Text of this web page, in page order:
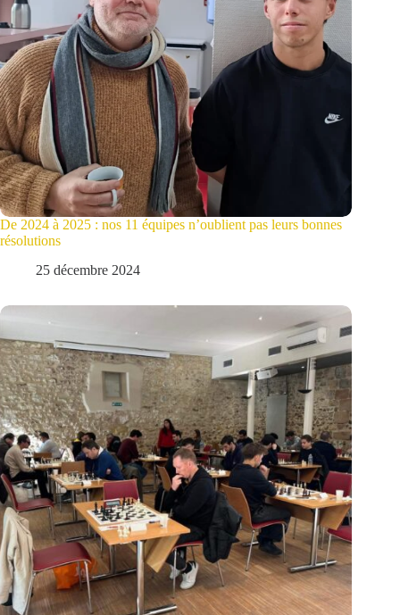
De 2024 à 2025 : nos 11 équipes n’oublient pas leurs bonnes
résolutions
25 décembre 2024